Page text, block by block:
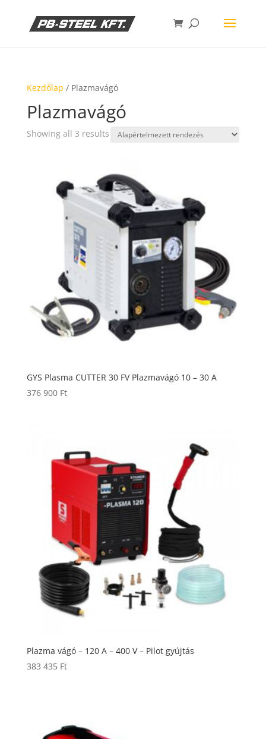
Kezdőlap / Plazmavágó
Plazmavágó
Showing all 3 results
GYS Plasma CUTTER 30 FV Plazmavágó 10 – 30 A
376 900 Ft
Plazma vágó – 120 A – 400 V – Pilot gyújtás
383 435 Ft